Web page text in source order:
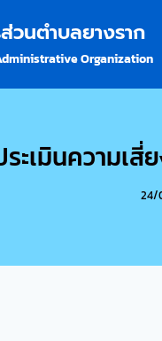
วนตำบลยางราก
Organization
ระเมินความเ
24/